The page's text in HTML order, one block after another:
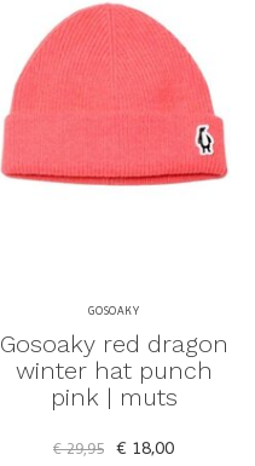
GOSOAKY
Gosoaky red dragon
winter hat punch
pink | muts
€ 29,95 € 18,00